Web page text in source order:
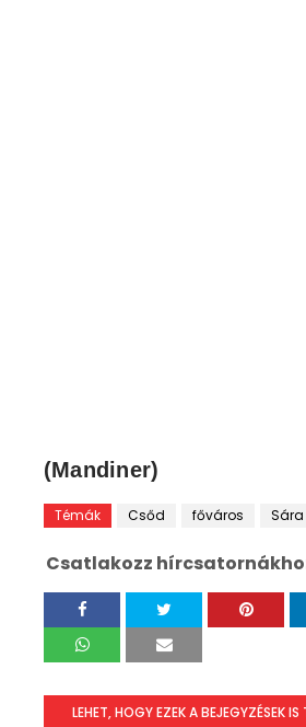
(Mandiner)
Témák Csőd főváros
Csatlakozz
LEHET, HOGY EZEK A BEJEGYZÉSEK